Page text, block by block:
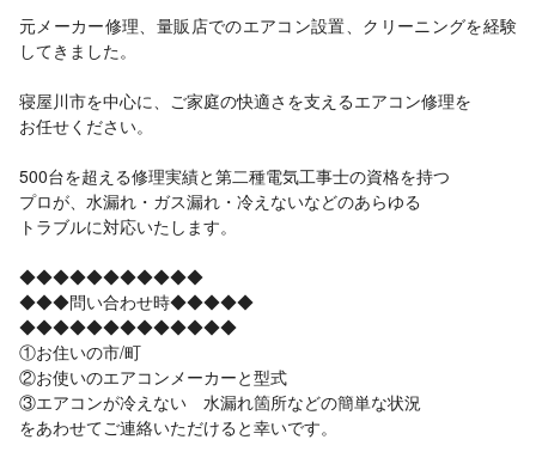
元メーカー修理、量販店でのエアコン設置、クリーニングを経験
してきました。
寝屋川市を中心に、ご家庭の快適さを支えるエアコン修理を
お任せください。
500台を超える修理実績と第二種電気工事士の資格を持つ
プロが、水漏れ・ガス漏れ・冷えないなどのあらゆる
トラブルに対応いたします。
◆◆◆◆◆◆◆◆◆◆◆
◆◆◆問い合わせ時◆◆◆◆◆
◆◆◆◆◆◆◆◆◆◆◆◆◆
①お住いの市/町
②お使いのエアコンメーカーと型式
③エアコンが冷えない 水漏れ箇所などの簡単な状況
をあわせてご連絡いただけると幸いです。